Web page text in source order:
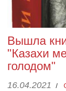
Вышла
"Казахи
голодом"
16.04.2021 /